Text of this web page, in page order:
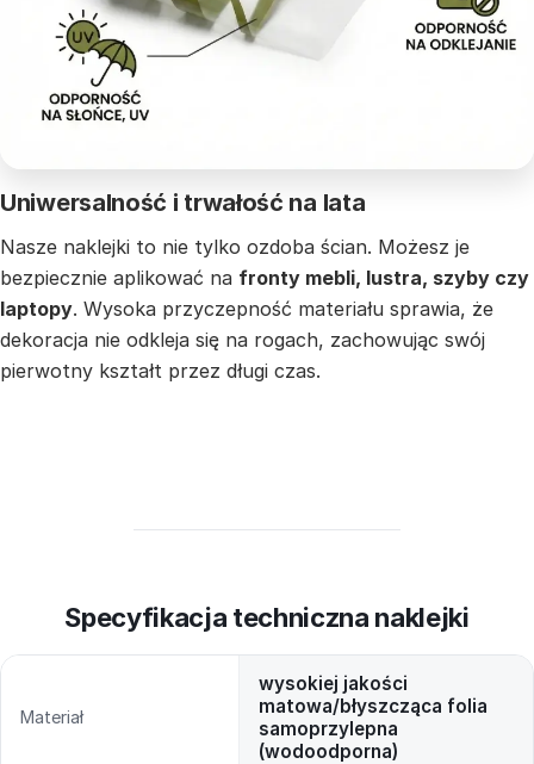
Uniwersalność i trwałość na lata
Nasze naklejki to nie tylko ozdoba ścian. Możesz je
bezpiecznie aplikować na fronty mebli, lustra, szyby czy
laptopy. Wysoka przyczepność materiału sprawia, że
dekoracja nie odkleja się na rogach, zachowując swój
pierwotny kształt przez długi czas.
Specyfikacja techniczna naklejki
Materiał
wysokiej jakości
matowa/błyszcząca folia
samoprzylepna
(wodoodporna)